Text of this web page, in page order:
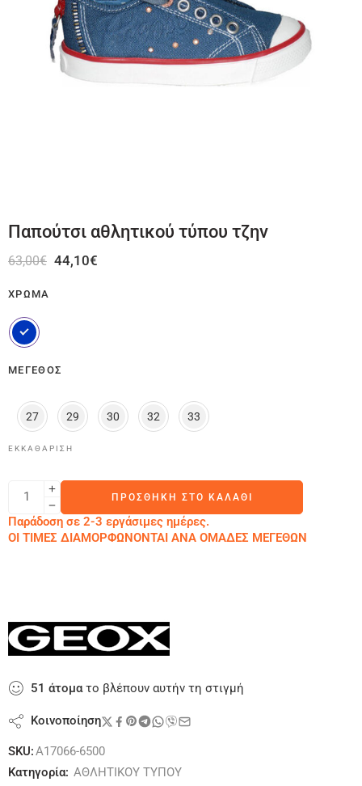
Παπούτσι αθλητικού τύπου τζην
63,00€ 44,10€
ΧΡΏΜΑ
ΜΈΓΕΘΟΣ
27 29 30 32 33
ΕΚΚΑΘΆΡΙΣΗ
ΠΡΟΣΘΉΚΗ ΣΤΟ ΚΑΛΆΘΙ
Παράδοση σε 2-3 εργάσιμες ημέρες.
ΟΙ ΤΙΜΕΣ ΔΙΑΜΟΡΦΩΝΟΝΤΑΙ ΑΝΑ ΟΜΑΔΕΣ ΜΕΓΕΘΩΝ
51 άτοματο βλέπουν αυτήν τη στιγμή
Κοινοποίηση
SKU:A17066-6500
Κατηγορία: ΑΘΛΗΤΙΚΟΥ ΤΥΠΟΥ